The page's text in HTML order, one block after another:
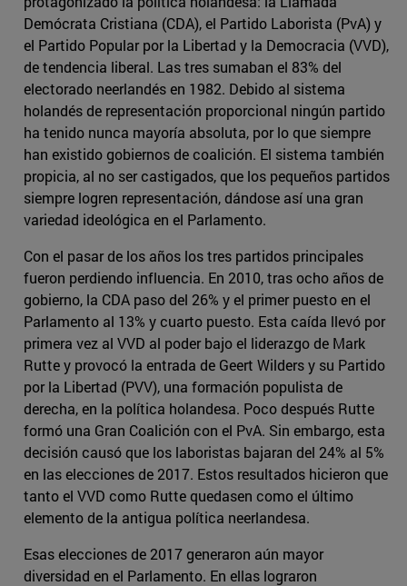
Demócrata Cristiana (CDA), el Partido Laborista (PvA) y
el Partido Popular por la Libertad y la Democracia (VVD),
de tendencia liberal. Las tres sumaban el 83% del
electorado neerlandés en 1982. Debido al sistema
holandés de representación proporcional ningún partido
ha tenido nunca mayoría absoluta, por lo que siempre
han existido gobiernos de coalición. El sistema también
propicia, al no ser castigados, que los pequeños partidos
siempre logren representación, dándose así una gran
variedad ideológica en el Parlamento.
Con el pasar de los años los tres partidos principales
fueron perdiendo influencia. En 2010, tras ocho años de
gobierno, la CDA paso del 26% y el primer puesto en el
Parlamento al 13% y cuarto puesto. Esta caída llevó por
primera vez al VVD al poder bajo el liderazgo de Mark
Rutte y provocó la entrada de Geert Wilders y su Partido
por la Libertad (PVV), una formación populista de
derecha, en la política holandesa. Poco después Rutte
formó una Gran Coalición con el PvA. Sin embargo, esta
decisión causó que los laboristas bajaran del 24% al 5%
en las elecciones de 2017. Estos resultados hicieron que
tanto el VVD como Rutte quedasen como el último
elemento de la antigua política neerlandesa.
Esas elecciones de 2017 generaron aún mayor
diversidad en el Parlamento. En ellas lograron